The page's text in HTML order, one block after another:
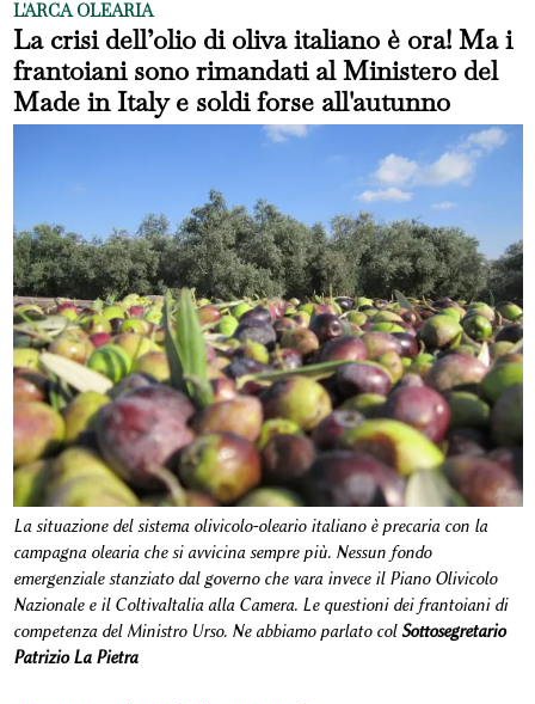
L'ARCA OLEARIA
La crisi dell’olio di oliva italiano è ora! Ma i
frantoiani sono rimandati al Ministero del
Made in Italy e soldi forse all'autunno
La situazione del sistema olivicolo-oleario italiano è precaria con la
campagna olearia che si avvicina sempre più. Nessun fondo
emergenziale stanziato dal governo che vara invece il Piano Olivicolo
Nazionale e il ColtivaItalia alla Camera. Le questioni dei frantoiani di
competenza del Ministro Urso. Ne abbiamo parlato colSottosegretario
Patrizio La Pietra